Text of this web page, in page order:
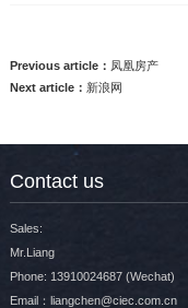
Previous article： 凤凰房产
Next article： 新浪网
Contact us
Sales:
Mr.Liang
Phone: 13910024687 (Wechat)
Email：liangchen@ciec.com.cn